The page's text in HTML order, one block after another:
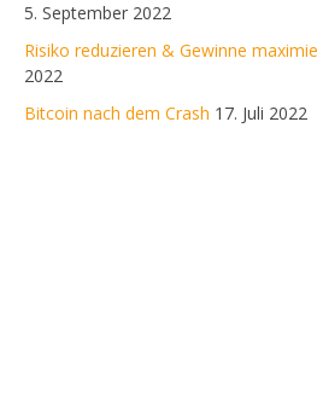
5. September 2022
Risiko reduzieren & Gewinne
2022
Bitcoin nach dem Crash 17. Juli 2022